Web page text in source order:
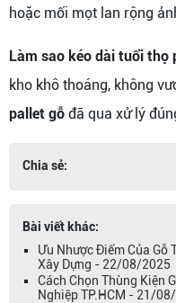
hoặc mối mọt lan rộng
Làm sao kéo dài tuổi thọ
kho khô thoáng, không
pallet gỗ đã qua xử lý
Chia sẻ:
Bài viết khác:
Ưu Nhược Điểm Của Gỗ
Xây Dựng - 22/08/2025
Cách Chọn Thùng Kiện
Nghiệp TP.HCM - 21/